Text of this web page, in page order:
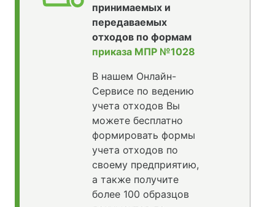
принимаемых и
передаваемых
отходов по формам
приказа МПР №1028
В нашем Онлайн-
Сервисе по ведению
учета отходов Вы
можете бесплатно
формировать формы
учета отходов по
своему предприятию,
а также получите
более 100 образцов